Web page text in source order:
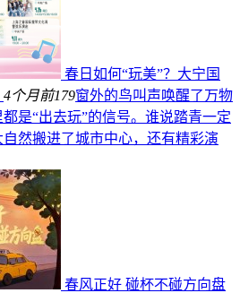
春日如何“玩美”？大宁国
4个月前179窗外的鸟叫声唤醒了万物
是“出去玩”的信号。谁说踏青一定
然搬进了城市中心，还有精彩演
春风正好 碰杯不碰方向盘